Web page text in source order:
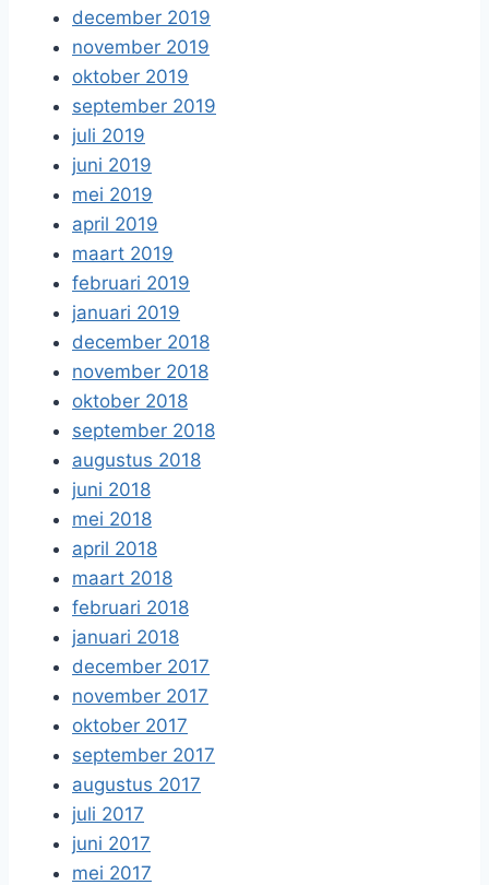
december 2019
november 2019
oktober 2019
september 2019
juli 2019
juni 2019
mei 2019
april 2019
maart 2019
februari 2019
januari 2019
december 2018
november 2018
oktober 2018
september 2018
augustus 2018
juni 2018
mei 2018
april 2018
maart 2018
februari 2018
januari 2018
december 2017
november 2017
oktober 2017
september 2017
augustus 2017
juli 2017
juni 2017
mei 2017